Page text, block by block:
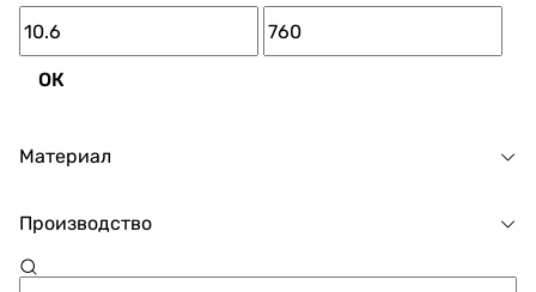
ОК
Материал
Производство